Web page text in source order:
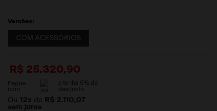
Versões:
COM ACESSÓRIOS
R$ 25.320,90
Pague
com
e tenha 5 % de
desconto
Ou 12x de
R$ 2.110,07
sem juros